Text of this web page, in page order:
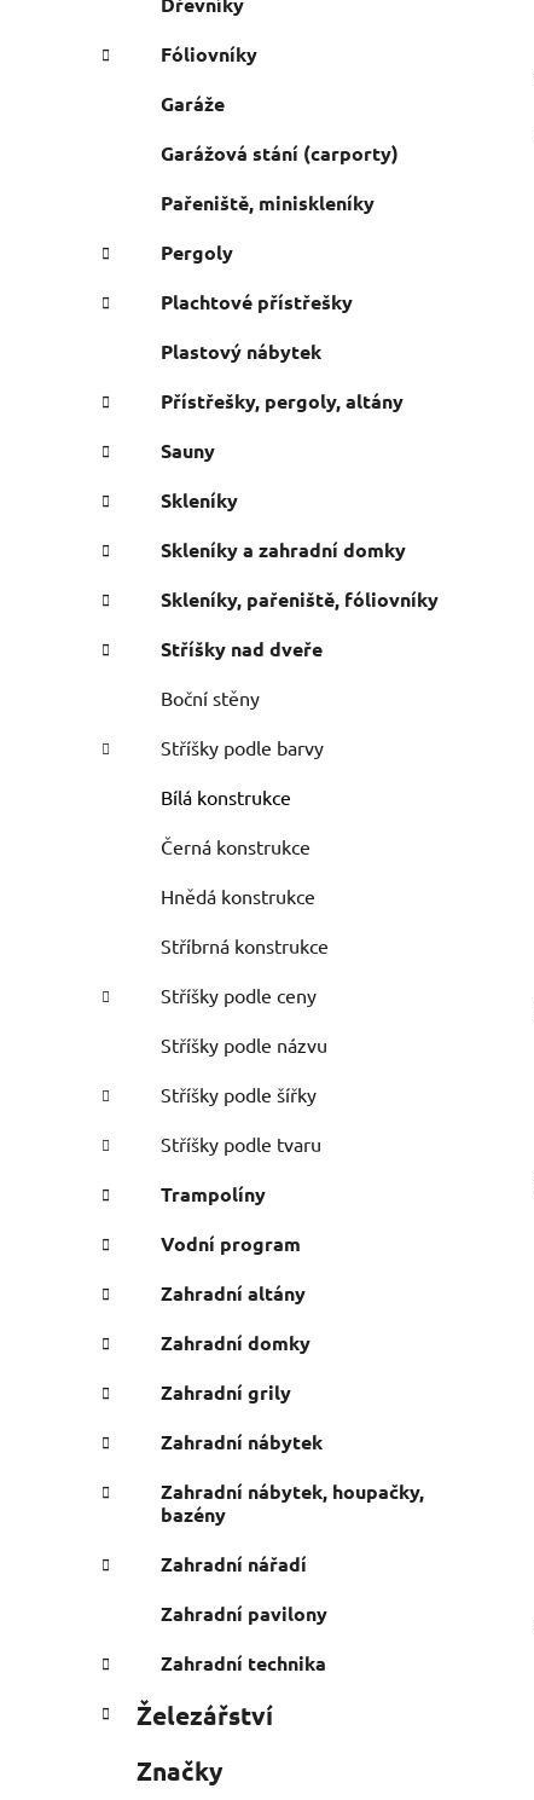
Fóliovníky
Garáže
Garážová stání (carporty)
Pařeniště, miniskleníky
Pergoly
Plachtové přístřešky
Plastový nábytek
Přístřešky, pergoly, altány
Sauny
Skleníky
Skleníky a zahradní domky
Skleníky, pařeniště, fóliovníky
Stříšky nad dveře
Boční stěny
Stříšky podle barvy
Bílá konstrukce
Černá konstrukce
Hnědá konstrukce
Stříbrná konstrukce
Stříšky podle ceny
Stříšky podle názvu
Stříšky podle šířky
Stříšky podle tvaru
Trampolíny
Vodní program
Zahradní altány
Zahradní domky
Zahradní grily
Zahradní nábytek
Zahradní nábytek, houpačky,
bazény
Zahradní nářadí
Zahradní pavilony
Zahradní technika
Železářství
Značky